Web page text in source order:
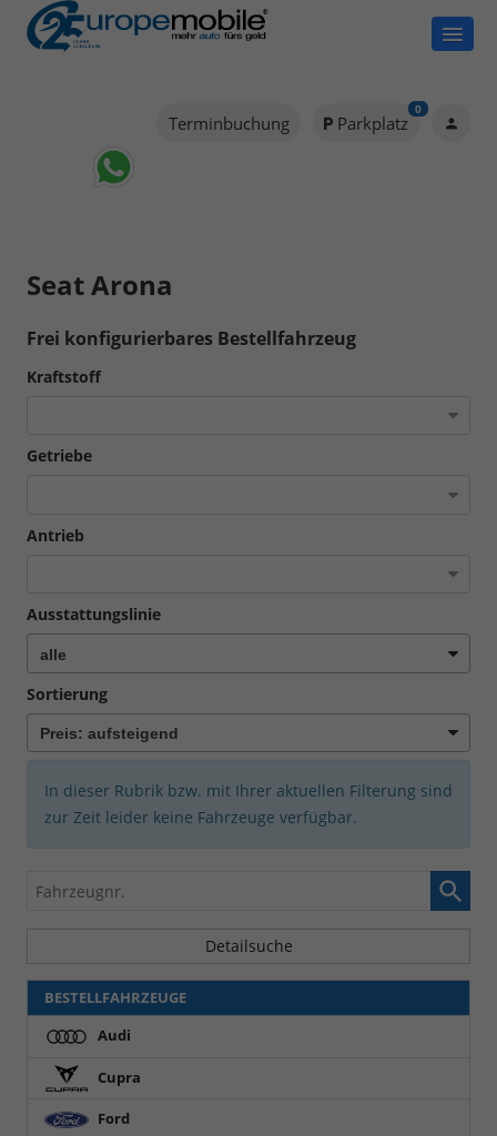
Terminbuchung Parkplatz
0
Seat Arona
Frei konfigurierbares Bestellfahrzeug
Kraftstoff
Getriebe
Antrieb
Ausstattungslinie
Sortierung
In dieser Rubrik bzw. mit Ihrer aktuellen Filterung sind
zur Zeit leider keine Fahrzeuge verfügbar.
Fahrzeugnr.
Detailsuche
BESTELLFAHRZEUGE
Audi
Cupra
Ford